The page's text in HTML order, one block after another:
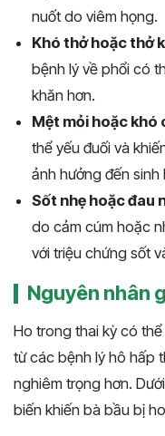
nuốt do viêm họng.
Khó thở hoặc thở
bệnh lý về phổi có
khăn hơn.
Mệt mỏi hoặc khó
thể yếu đuối và
ảnh hưởng đến
Sốt nhẹ hoặc đau
do cảm cúm hoặc
với triệu chứng sốt
Nguyên nhân
Ho trong thai kỳ có
từ các bệnh lý hô hấp
nghiêm trọng hơn.
biến khiến bà bầu bị